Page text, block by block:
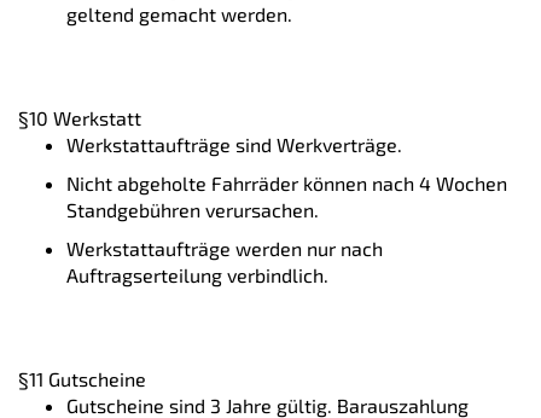
geltend gemacht werden.
§10 Werkstatt
Werkstattaufträge sind Werkverträge.
Nicht abgeholte Fahrräder können nach 4 Wochen
Standgebühren verursachen.
Werkstattaufträge werden nur nach
Auftragserteilung verbindlich.
§11 Gutscheine
Gutscheine sind 3 Jahre gültig. Barauszahlung